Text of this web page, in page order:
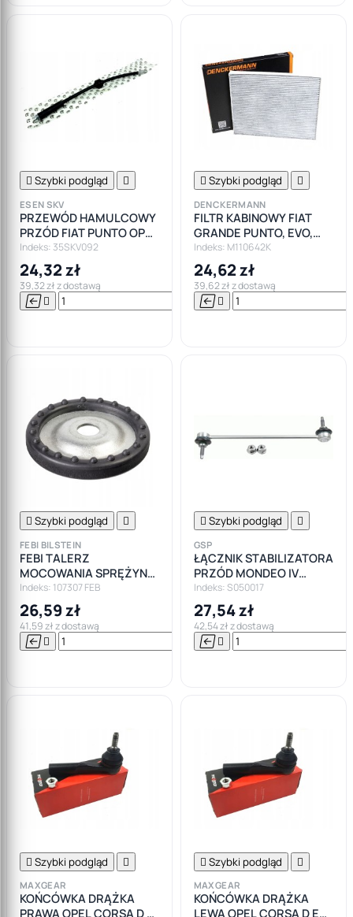
 Szybki podgląd 
ESEN SKV
PRZEWÓD HAMULCOWY
PRZÓD FIAT PUNTO OPEL
CORSA D E
Indeks: 35SKV092
24,32 zł
39,32 zł z dostawą
  

 Szybki podgląd 
DENCKERMANN
FILTR KABINOWY FIAT
GRANDE PUNTO, EVO,
ALFA MITO CITROEN
Indeks: M110642K
24,62 zł
39,62 zł z dostawą
 
 Szybki podgląd 
FEBI BILSTEIN
FEBI TALERZ
MOCOWANIA SPRĘŻYNY
PRZÓD FIAT PUNTO
PANDA ALFA MITO
Indeks: 107307 FEB
26,59 zł
41,59 zł z dostawą
  

 Szybki podgląd 
GSP
ŁĄCZNIK STABILIZATORA
PRZÓD MONDEO IV
GALAXY S-MAX
Indeks: S050017
27,54 zł
42,54 zł z dostawą
 
 Szybki podgląd 
MAXGEAR
KOŃCÓWKA DRĄŻKA
PRAWA OPEL CORSA D E
 Szybki podgląd 
MAXGEAR
KOŃCÓWKA DRĄŻKA
LEWA OPEL CORSA D E